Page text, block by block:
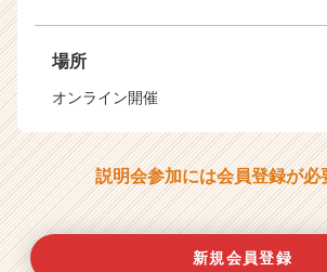
場所
オンライン開催
説明会参加には会員登録が必
新規会員登録